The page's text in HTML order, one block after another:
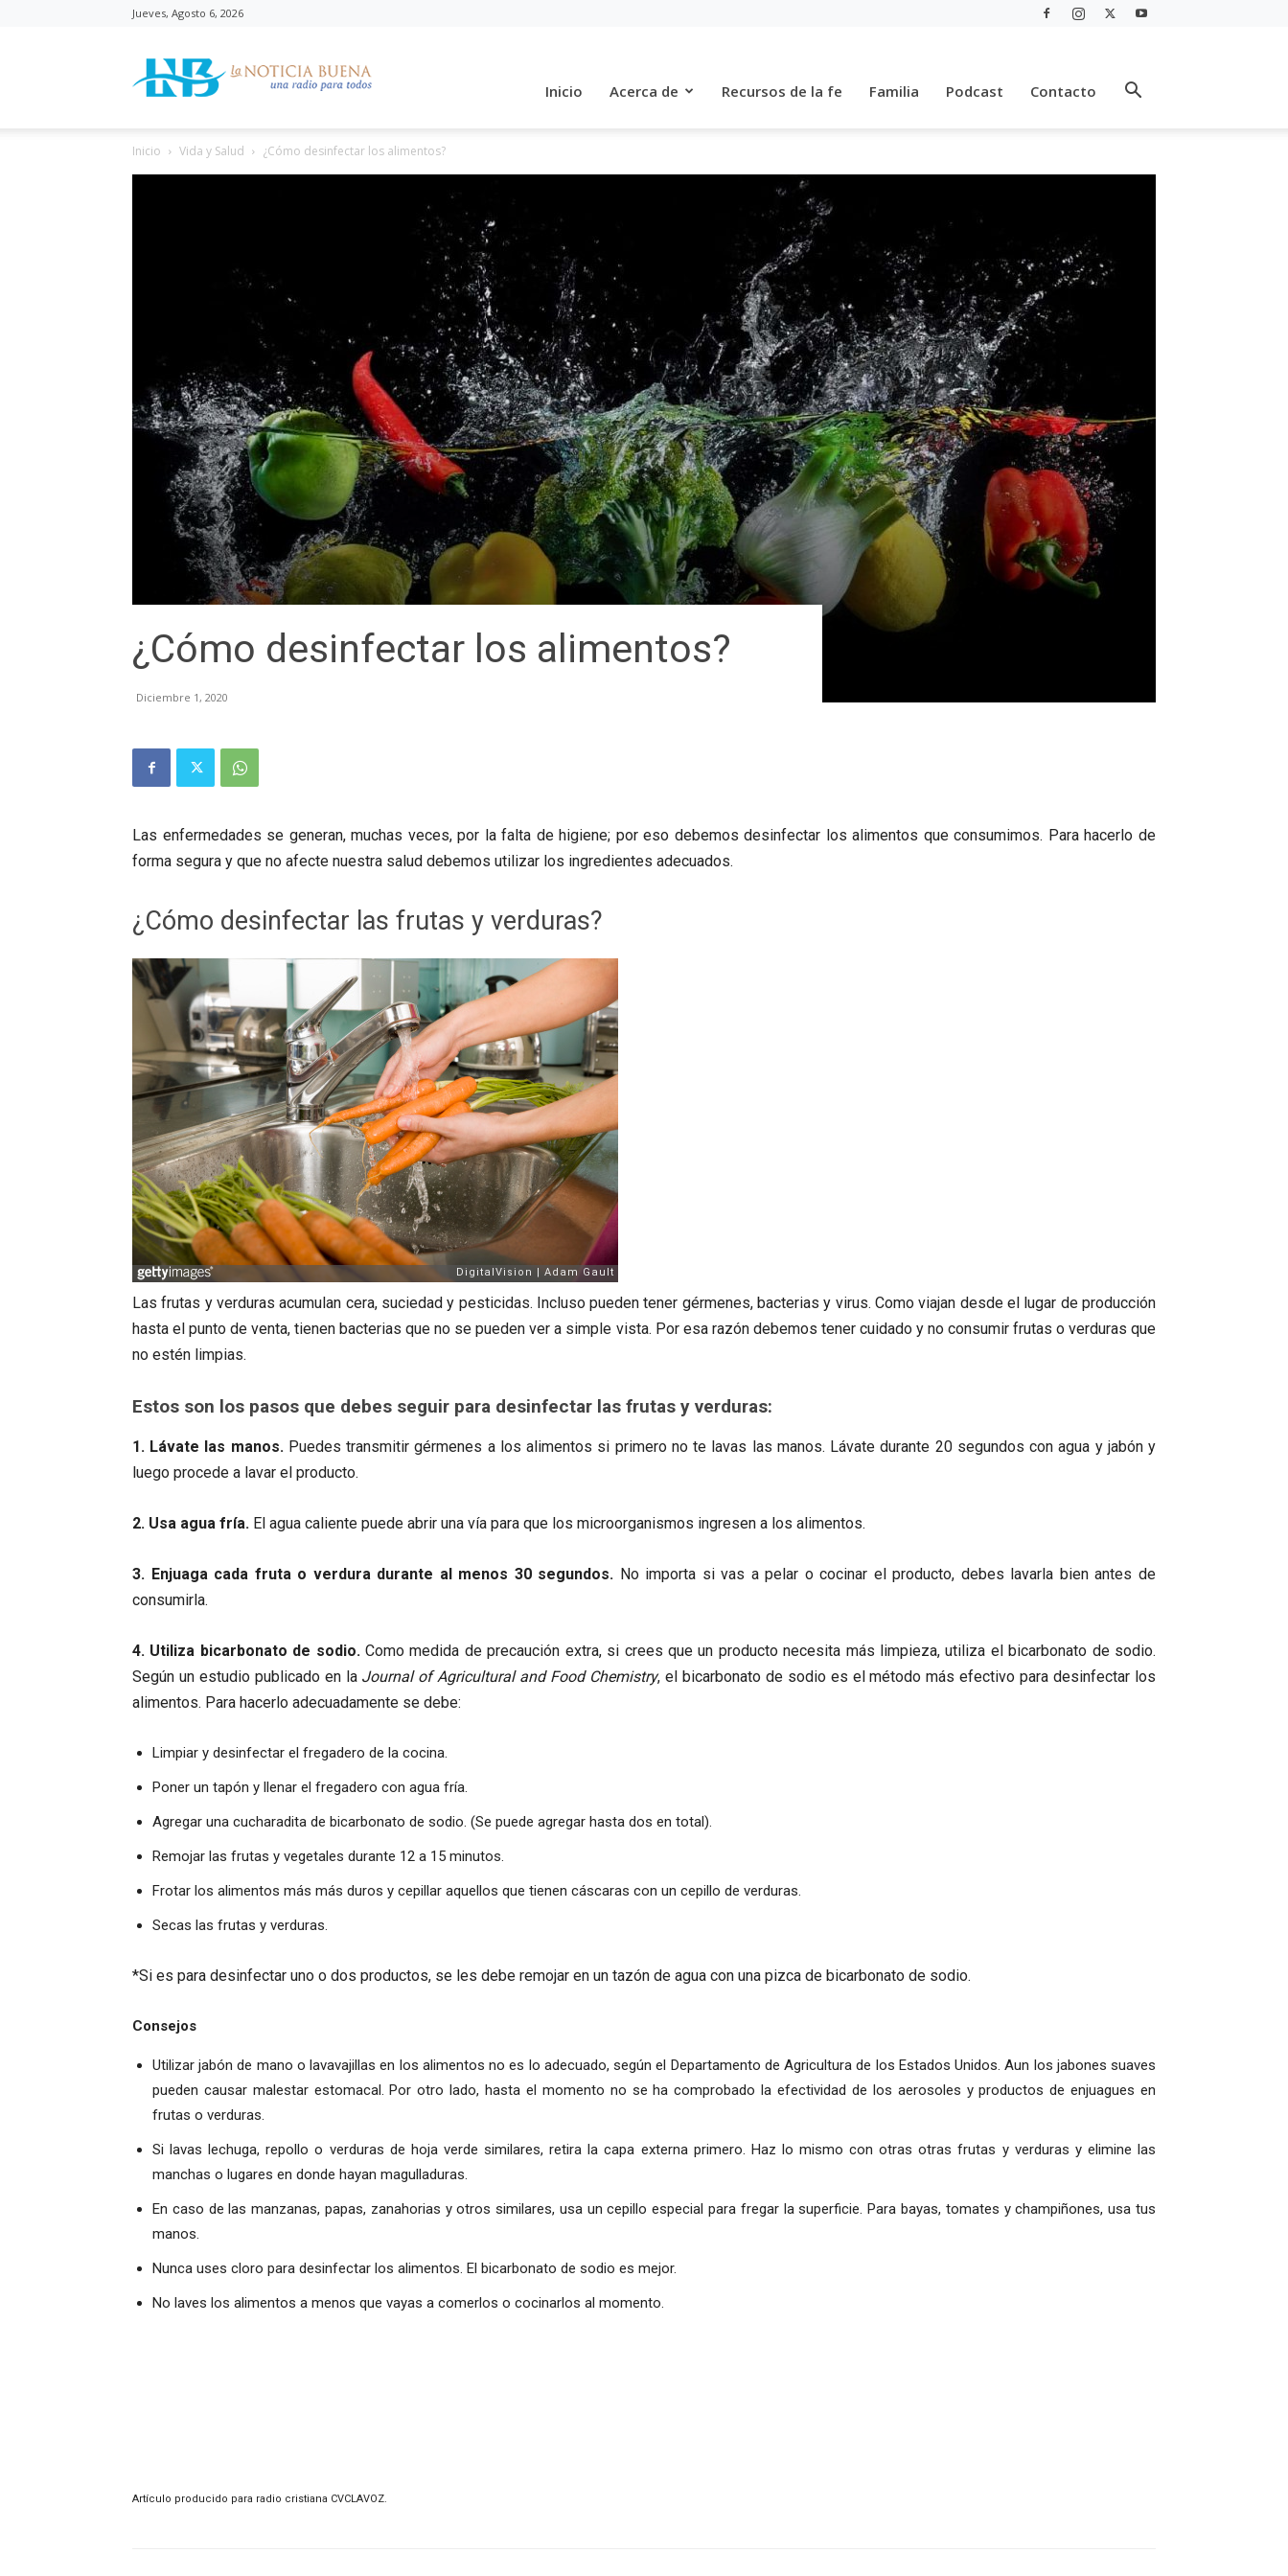
Jueves, Agosto 6, 2026
La
Noticia
Inicio Acerca de Recursos de la fe Familia Podcast Contacto
Inicio Vida y Salud ¿Cómo desinfectar los alimentos?
¿Cómo desinfectar los alimentos?
Diciembre 1, 2020
Las enfermedades se generan, muchas veces, por la falta de higiene; por eso debemos desinfectar los alimentos que consumimos. Para hacerlo de
forma segura y que no afecte nuestra salud debemos utilizar los ingredientes adecuados.
¿Cómo desinfectar las frutas y verduras?
Las frutas y verduras acumulan cera, suciedad y pesticidas. Incluso pueden tener gérmenes, bacterias y virus. Como viajan desde el lugar de producción
hasta el punto de venta, tienen bacterias que no se pueden ver a simple vista. Por esa razón debemos tener cuidado y no consumir frutas o verduras que
no estén limpias.
Estos son los pasos que debes seguir para desinfectar las frutas y verduras:
1. Lávate las manos.Puedes transmitir gérmenes a los alimentos si primero no te lavas las manos. Lávate durante 20 segundos con agua y jabón y
luego procede a lavar el producto.
2. Usa agua fría. El agua caliente puede abrir una vía para que los microorganismos ingresen a los alimentos.
3. Enjuaga cada fruta o verdura durante al menos 30 segundos. No importa si vas a pelar o cocinar el producto, debes lavarla bien antes de
consumirla.
4. Utiliza bicarbonato de sodio.Como medida de precaución extra, si crees que un producto necesita más limpieza, utiliza el bicarbonato de sodio.
Según un estudio publicado en la Journal of Agricultural and Food Chemistry, el bicarbonato de sodio es el método más efectivo para desinfectar los
alimentos. Para hacerlo adecuadamente se debe:
Limpiar y desinfectar el fregadero de la cocina.
Poner un tapón y llenar el fregadero con agua fría.
Agregar una cucharadita de bicarbonato de sodio. (Se puede agregar hasta dos en total).
Remojar las frutas y vegetales durante 12 a 15 minutos.
Frotar los alimentos más más duros y cepillar aquellos que tienen cáscaras con un cepillo de verduras.
Secas las frutas y verduras.
*Si es para desinfectar uno o dos productos, se les debe remojar en un tazón de agua con una pizca de bicarbonato de sodio.
Consejos
Utilizar jabón de mano o lavavajillas en los alimentos no es lo adecuado, según el Departamento de Agricultura de los Estados Unidos. Aun los jabones suaves
pueden causar malestar estomacal. Por otro lado, hasta el momento no se ha comprobado la efectividad de los aerosoles y productos de enjuagues en
frutas o verduras.
Si lavas lechuga, repollo o verduras de hoja verde similares, retira la capa externa primero. Haz lo mismo con otras otras frutas y verduras y elimine las
manchas o lugares en donde hayan magulladuras.
En caso de las manzanas, papas, zanahorias y otros similares, usa un cepillo especial para fregar la superficie. Para bayas, tomates y champiñones, usa tus
manos.
Nunca uses cloro para desinfectar los alimentos. El bicarbonato de sodio es mejor.
No laves los alimentos a menos que vayas a comerlos o cocinarlos al momento.
Artículo producido para radio cristiana CVCLAVOZ.